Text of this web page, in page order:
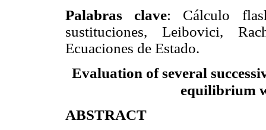
Palabras clave: Cálculo
sustituciones, Leibovici,
Ecuaciones de Estado.
Evaluation of several
equilibrium
ABSTRACT